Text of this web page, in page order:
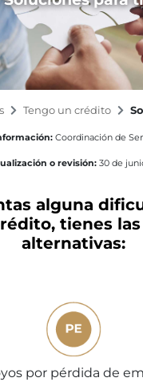
Tengo un crédito
Coordinación de
o revisión: 30 de
alguna
tienes
alternativas:
por pérdida de